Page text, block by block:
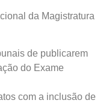
da Magistratura
de publicarem
do Exame
com a inclusão de